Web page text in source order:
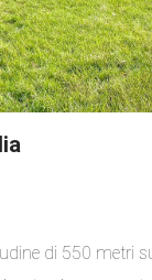
di 550 metri